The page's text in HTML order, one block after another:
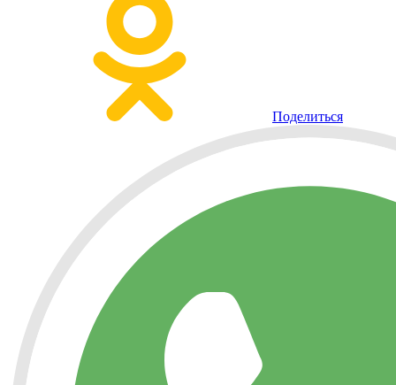
Поделиться